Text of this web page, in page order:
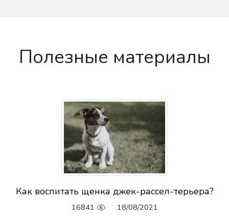
Полезные материалы
Как воспитать щенка джек-рассел-терьера?
16841 18/08/2021